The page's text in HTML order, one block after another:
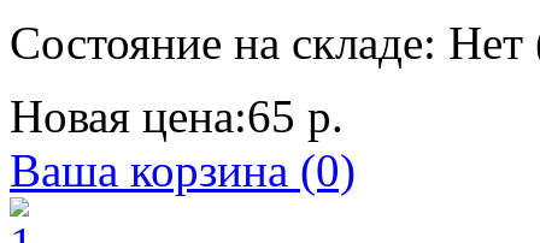
Состояние на складе: Нет
Новая цена:65 р.
Ваша корзина (0)